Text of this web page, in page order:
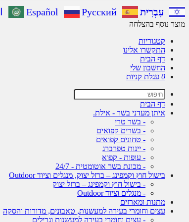
עִבְרִית Español Русский
מוצר נוסף בהצלחה
קטגוריות
התקשרו אלינו
דף הבית
החשבון שלי
0 עגלת קניות
דף הבית
איתן מעדני בשר - אילת.
- בשר טרי
- בשרים קפואים
- טחונים קפואים
- יינות טפרברג
- עופות - קפוא
- מכונת בשר אוטומטית - 24/7
בישול חוץ וקמפינג – ברזל יצוק, מנגלים וציוד Outdoor
- בישול חוץ וקמפינג – ברזל יצוק
- מנגלים וציוד Outdoor
מתנות ומארזים
עצים וחומרי בעירה למעשנות, טאבונים, מדורות והסקה
- עצים וחומרי בעירה למעשנות וגרילים